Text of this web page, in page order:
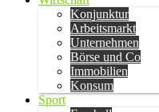
Konjunktur
Arbeitsmarkt
Unternehmen
Börse und Co
Immobilien
Konsum
Sport